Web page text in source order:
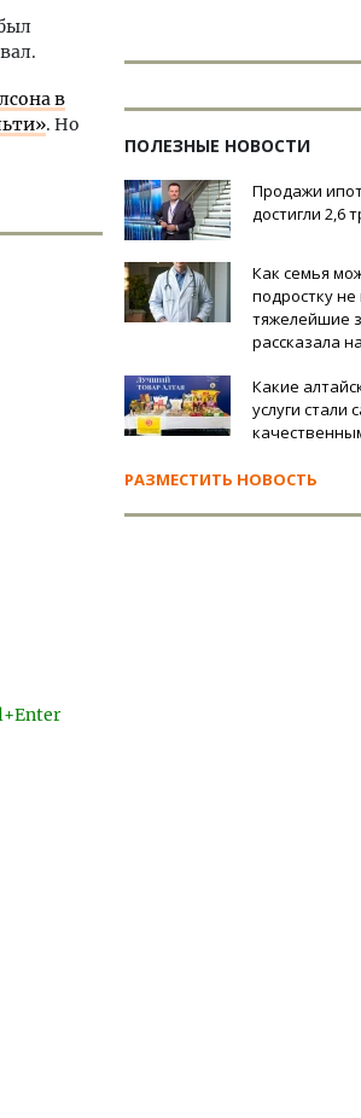
в
. Но
ПОЛЕЗНЫЕ НОВОСТИ
Продажи
достигли 2,6
Как семья
подростку не
тяжелейшие
рассказала
Какие
услуги стали
РАЗМЕСТИТЬ НОВОСТЬ